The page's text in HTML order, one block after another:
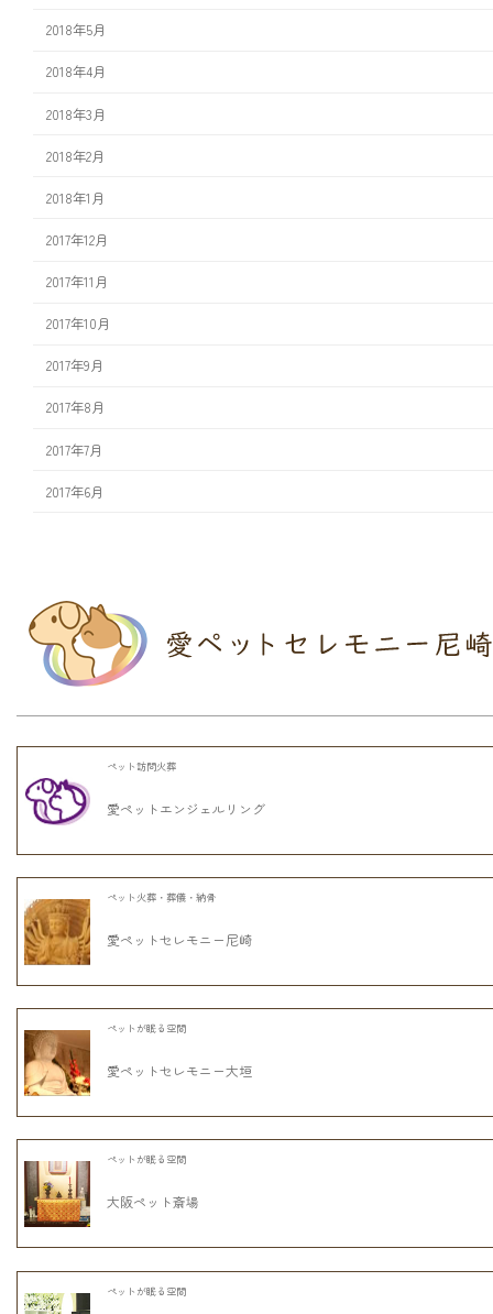
2018年5月
2018年4月
2018年3月
2018年2月
2018年1月
2017年12月
2017年11月
2017年10月
2017年9月
2017年8月
2017年7月
2017年6月
ペット訪問火葬
愛ペットエンジェルリング
ペット火葬・葬儀・納骨
愛ペットセレモニー尼崎
ペットが眠る空間
愛ペットセレモニー大垣
ペットが眠る空間
大阪ペット斎場
ペットが眠る空間